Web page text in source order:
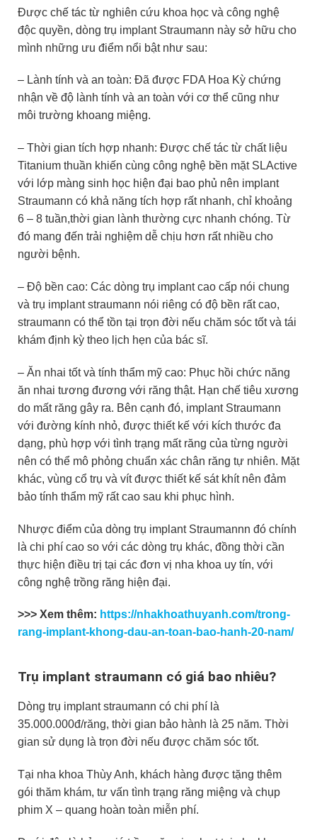
Được chế tác từ nghiên cứu khoa học và công nghệ
độc quyền, dòng trụ implant Straumann này sở hữu cho
mình những ưu điểm nổi bật như sau:
– Lành tính và an toàn: Đã được FDA Hoa Kỳ chứng
nhận về độ lành tính và an toàn với cơ thể cũng như
môi trường khoang miệng.
– Thời gian tích hợp nhanh: Được chế tác từ chất liệu
Titanium thuần khiến cùng công nghệ bền mặt SLActive
với lớp màng sinh học hiện đại bao phủ nên implant
Straumann có khả năng tích hợp rất nhanh, chỉ khoảng
6 – 8 tuần,thời gian lành thường cực nhanh chóng. Từ
đó mang đến trải nghiệm dễ chịu hơn rất nhiều cho
người bệnh.
– Độ bền cao: Các dòng trụ implant cao cấp nói chung
và trụ implant straumann nói riêng có độ bền rất cao,
straumann có thể tồn tại trọn đời nếu chăm sóc tốt và tái
khám định kỳ theo lịch hẹn của bác sĩ.
– Ăn nhai tốt và tính thẩm mỹ cao: Phục hồi chức năng
ăn nhai tương đương với răng thật. Hạn chế tiêu xương
do mất răng gây ra. Bên cạnh đó, implant Straumann
với đường kính nhỏ, được thiết kế với kích thước đa
dạng, phù hợp với tình trạng mất răng của từng người
nên có thể mô phỏng chuẩn xác chân răng tự nhiên. Mặt
khác, vùng cổ trụ và vít được thiết kế sát khít nên đảm
bảo tính thẩm mỹ rất cao sau khi phục hình.
Nhược điểm của dòng trụ implant Straumannn đó chính
là chi phí cao so với các dòng trụ khác, đồng thời cần
thực hiện điều trị tại các đơn vị nha khoa uy tín, với
công nghệ trồng răng hiện đại.
>>> Xem thêm: https://nhakhoathuyanh.com/trong-
rang-implant-khong-dau-an-toan-bao-hanh-20-nam/
Trụ implant straumann có giá bao nhiêu?
Dòng trụ implant straumann có chi phí là
35.000.000đ/răng, thời gian bảo hành là 25 năm. Thời
gian sử dụng là trọn đời nếu được chăm sóc tốt.
Tại nha khoa Thùy Anh, khách hàng được tặng thêm
gói thăm khám, tư vấn tình trạng răng miệng và chụp
phim X – quang hoàn toàn miễn phí.